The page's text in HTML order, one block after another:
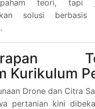
teori, tapi
solusi
Kurikulum
Drone dan Citra
pertanian kini